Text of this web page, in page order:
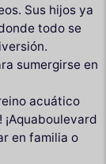
Sus hijos ya
todo se
sumergirse en
acuático
en familia o